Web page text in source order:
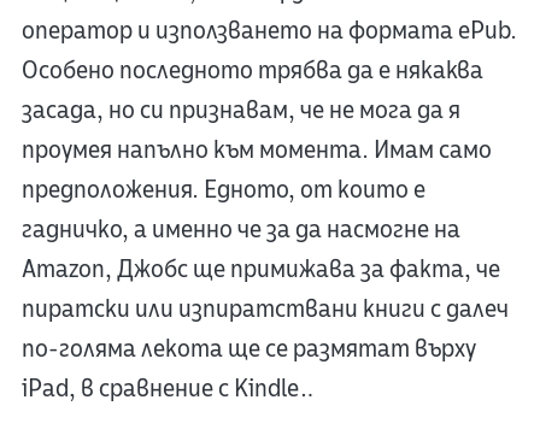
оператор и използването на формата ePub.
Особено последното трябва да е някаква
засада, но си признавам, че не мога да я
проумея напълно към момента. Имам само
предположения. Едното, от които е
гадничко, а именно че за да насмогне на
Amazon, Джобс ще примижава за факта, че
пиратски или изпиратствани книги с далеч
по-голяма лекота ще се размятат върху
iPad, в сравнение с Kindle…